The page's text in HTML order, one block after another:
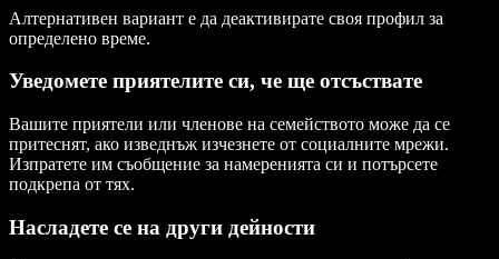
Алтернативен вариант е да деактивирате своя профил за
определено време.
Уведомете приятелите си, че ще отсъствате
Вашите приятели или членове на семейството може да се
притеснят, ако изведнъж изчезнете от социалните мрежи.
Изпратете им съобщение за намеренията си и потърсете
подкрепа от тях.
Насладете се на други дейности